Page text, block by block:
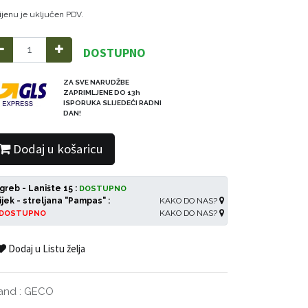
je uključen PDV.
DOSTUPNO
ZA SVE NARUDŽBE
ZAPRIMLJENE DO 13h
ISPORUKA SLIJEDEĆI RADNI
DAN!
Dodaj u košaricu
- Lanište 15 : DOSTUPNO
KAKO DO NAS?
- streljana "Pampas" :
KAKO DO NAS?
Dodaj u Listu želja
: GECO